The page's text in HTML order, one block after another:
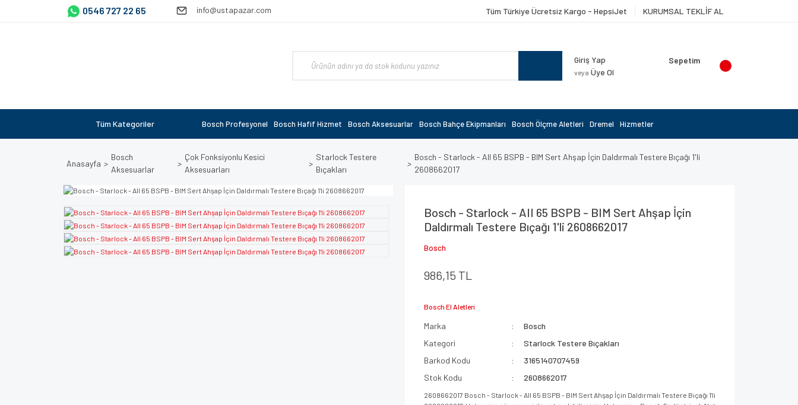
0546 727 22 65 info@ustapazar.com Tüm Türkiye Ücretsiz Kargo - HepsiJet KURUMSAL TEKLİF AL
Giriş Yap
veya Üye Ol
Sepetim
Tüm Kategoriler Bosch Profesyonel Bosch Hafif Hizmet Bosch Aksesuarlar Bosch Bahçe Ekipmanları Bosch Ölçme Aletleri Dremel Hizmetler
Anasayfa
Bosch
Aksesuarlar
Çok Fonksiyonlu Kesici
Aksesuarları
Starlock Testere
Bıçakları
Bosch - Starlock - AII 65 BSPB - BIM Sert Ahşap İçin Daldırmalı Testere Bıçağı 1'li
2608662017
Bosch - Starlock - AII 65 BSPB - BIM Sert Ahşap İçin
Daldırmalı Testere Bıçağı 1'li 2608662017
Bosch
986,15 TL
Bosch El Aletleri
Marka
Bosch
Kategori
Starlock Testere Bıçakları
Barkod Kodu
3165140707459
Stok Kodu
2608662017
2608662017 Bosch - Starlock - AII 65 BSPB - BIM Sert Ahşap İçin Daldırmalı Testere Bıçağı 1'li